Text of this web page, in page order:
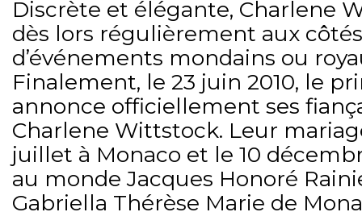
Discrète et élégante, Charlene
dès lors régulièrement aux
d’événements mondains ou
Finalement, le 23 juin 2010, le
annonce officiellement ses
Charlene Wittstock. Leur
juillet à Monaco et le 10
au monde Jacques Honoré
Gabriella Thérèse Marie de